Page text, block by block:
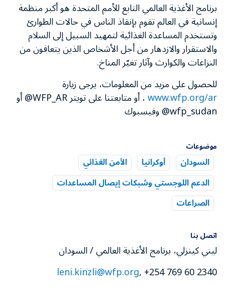
برنامج الأغذية العالمي التابع للأمم المتحدة هو أكبر منظمة
إنسانية في العالم تقوم بإنقاذ الناس في حالات الطوارئ
وتستخدم المساعدة الغذائية لتمهيد السبيل إلى السلام
والاستقرار والازدهار من أجل الأشخاص الذين يتعافون من
النزاعات والكوارث وآثار تغيّر المناخ.
للحصول على مزيد من المعلومات، يرجى زيارة
www.wfp.org/ar ، أو متابعتنا على تويتر WFP_AR@ أو
wfp_sudan@ وفيسبوك
موضوعات
السودان أوكرانيا
الأمن الغذائي
الدعم اللوجستي وشبكات إيصال المساعدات
الصراعات
اتصل بنا
ليني كينزلي، برنامج الأغذية العالمي / السودان
leni.kinzli@wfp.org, +254 769 60 2340